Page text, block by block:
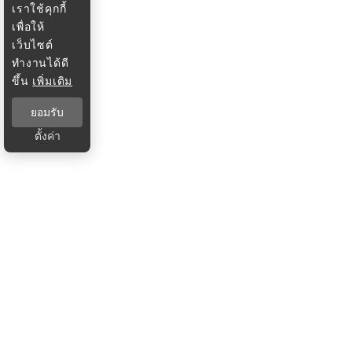
เราใช้คุกกี้
เพื่อให้
เว็บไซต์
ทำงานได้ดี
ขึ้น เพิ่มเติม
ยอมรับ
ตั้งค่า